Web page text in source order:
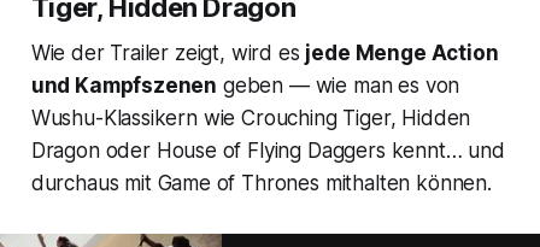
Tiger, Hidden Dragon
Wie der Trailer zeigt, wird es jede Menge Action
und Kampfszenen geben — wie man es von
Wushu-Klassikern wieCrouching Tiger, Hidden
Dragonoder House of Flying Daggers kennt… und
durchaus mit Game of Thrones mithalten können.